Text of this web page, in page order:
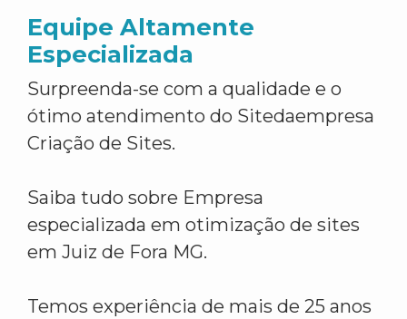
Equipe Altamente
Especializada
Surpreenda-se com a qualidade e o
ótimo atendimento do Sitedaempresa
Criação de Sites.
Saiba tudo sobre Empresa
especializada em otimização de sites
em Juiz de Fora MG.
Temos experiência de mais de 25 anos